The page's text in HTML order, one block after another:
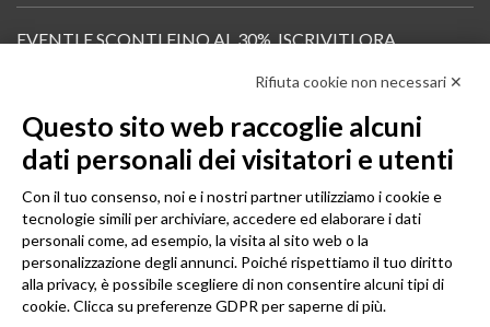
EVENTI E SCONTI FINO AL 30%. ISCRIVITI ORA.
Scopri in anteprima i nuovi prodotti, le promozioni riservate ai professionisti e resta
Iscrivi alla Newsletter
SEGUICI
Rifiuta cookie non necessari ✕
Questo sito web raccoglie alcuni
dati personali dei visitatori e utenti
Con il tuo consenso, noi e i nostri partner utilizziamo i cookie e
tecnologie simili per archiviare, accedere ed elaborare i dati
personali come, ad esempio, la visita al sito web o la
personalizzazione degli annunci. Poiché rispettiamo il tuo diritto
alla privacy, è possibile scegliere di non consentire alcuni tipi di
cookie. Clicca su preferenze GDPR per saperne di più.